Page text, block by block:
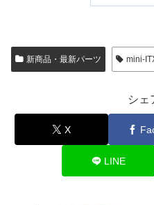
新商品・最新パーツ mini-
シェ
X
LINE